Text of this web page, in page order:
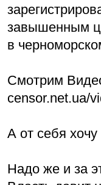
завышенным
в
Смотрим
censor.net.ua/
А от себя
Надо же и за